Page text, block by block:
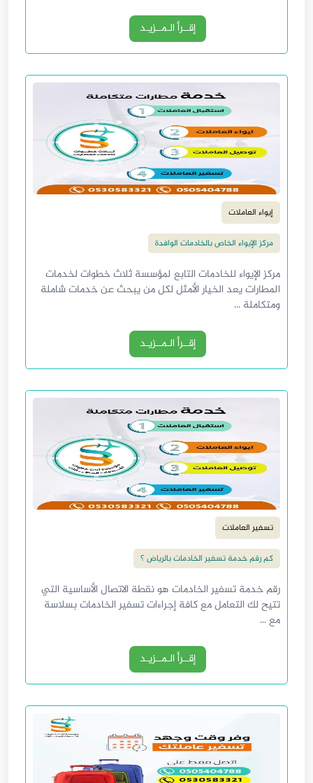
إقــرأ الـمــزيـد
إيواء العاملات
مركز الإيواء الخاص بالخادمات الوافدة
مركز الإيواء للخادمات التابع لمؤسسة ثلاث خطوات لخدمات
المطارات يعد الخيار الأمثل لكل من يبحث عن خدمات شاملة
ومتكاملة ...
إقــرأ الـمــزيـد
تسفير العاملات
كم رقم خدمة تسفير الخادمات بالرياض ؟
رقم خدمة تسفير الخادمات هو نقطة الاتصال الأساسية التي
تتيح لك التعامل مع كافة إجراءات تسفير الخادمات بسلاسة
مع ...
إقــرأ الـمــزيـد